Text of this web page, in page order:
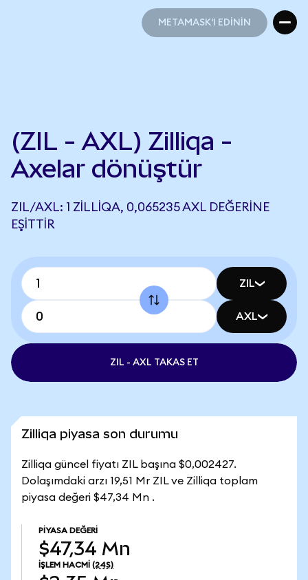
METAMASK'I EDİNİN
(ZIL - AXL) Zilliqa -
Axelar dönüştür
ZIL/AXL: 1 ZILLIQA, 0,065235 AXL DEĞERINE
EŞITTIR
ZIL
AXL
ZIL - AXL TAKAS ET
Zilliqa piyasa son durumu
Zilliqa güncel fiyatı ZIL başına $0,002427.
Dolaşımdaki arzı 19,51 Mr ZIL ve Zilliqa toplam
piyasa değeri $47,34 Mn .
PIYASA DEĞERI
$47,34 Mn
İŞLEM HACMI (24S)